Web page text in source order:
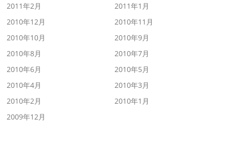
2011年2月
2011年1月
2010年12月
2010年11月
2010年10月
2010年9月
2010年8月
2010年7月
2010年6月
2010年5月
2010年4月
2010年3月
2010年2月
2010年1月
2009年12月